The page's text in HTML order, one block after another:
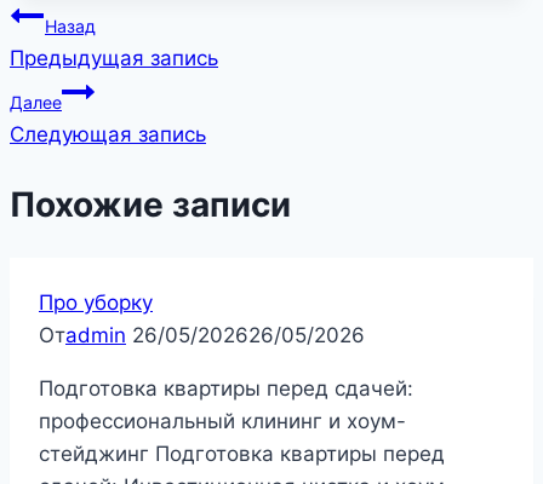
Навигация
по
записям
Назад
Предыдущая запись
Далее
Следующая запись
Похожие записи
Про уборку
Отadmin 26/05/202626/05/2026
Подготовка квартиры перед сдачей:
профессиональный клининг и хоум-
стейджинг Подготовка квартиры перед